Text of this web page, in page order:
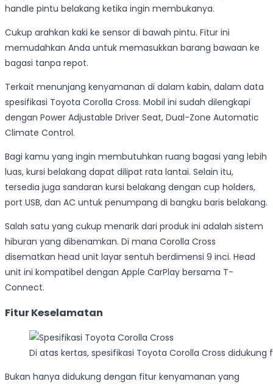
handle pintu belakang ketika ingin membukanya.
Cukup arahkan kaki ke sensor di bawah pintu. Fitur ini
memudahkan Anda untuk memasukkan barang bawaan ke
bagasi tanpa repot.
Terkait menunjang kenyamanan di dalam kabin, dalam data
spesifikasi Toyota Corolla Cross. Mobil ini sudah dilengkapi
dengan Power Adjustable Driver Seat, Dual-Zone Automatic
Climate Control.
Bagi kamu yang ingin membutuhkan ruang bagasi yang lebih
luas, kursi belakang dapat dilipat rata lantai. Selain itu,
tersedia juga sandaran kursi belakang dengan cup holders,
port USB, dan AC untuk penumpang di bangku baris belakang.
Salah satu yang cukup menarik dari produk ini adalah sistem
hiburan yang dibenamkan. Di mana Corolla Cross
disematkan head unit layar sentuh berdimensi 9 inci. Head
unit ini kompatibel dengan Apple CarPlay bersama T-
Connect.
Fitur Keselamatan
Di atas kertas, spesifikasi Toyota Corolla Cross
Bukan hanya didukung dengan fitur kenyamanan yang